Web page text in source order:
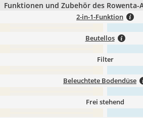
Funktionen und Zubehör des Rowenta-
2-in-1-Funktion
Beutellos
Filter
Beleuchtete Bodendüse
Frei stehend